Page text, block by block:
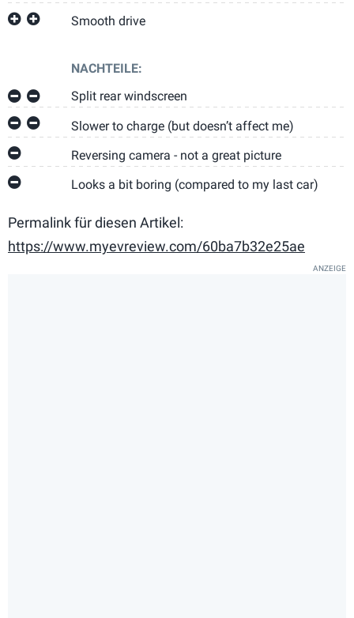
Smooth drive
NACHTEILE:
Split rear windscreen
Slower to charge (but doesn’t affect me)
Reversing camera - not a great picture
Looks a bit boring (compared to my last car)
Permalink für diesen Artikel:
https://www.myevreview.com/60ba7b32e25ae